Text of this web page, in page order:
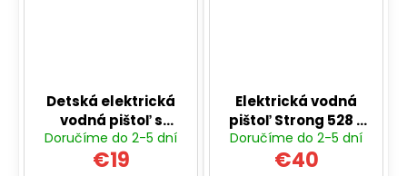
Detská elektrická
vodná pištoľ s
kozmonautom
Doručíme do 2-5 dní
€19
Elektrická vodná
pištoľ Strong 528 s
automatickým
nasávaním ružová
Doručíme do 2-5 dní
€40